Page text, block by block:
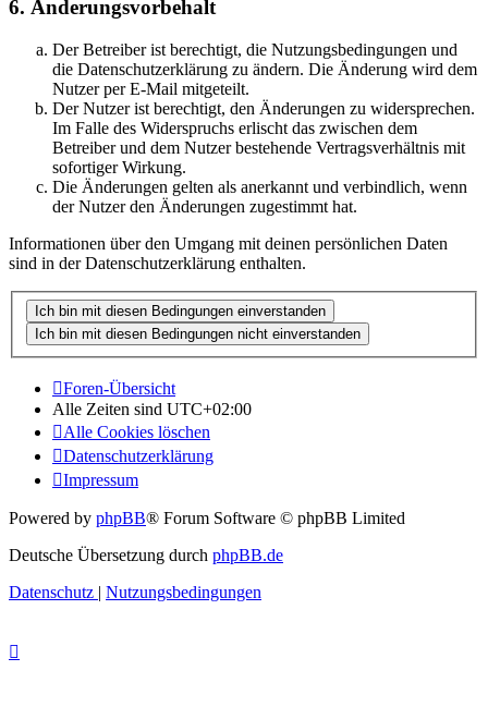
6. Änderungsvorbehalt
Der Betreiber ist berechtigt, die Nutzungsbedingungen und
die Datenschutzerklärung zu ändern. Die Änderung wird dem
Nutzer per E-Mail mitgeteilt.
Der Nutzer ist berechtigt, den Änderungen zu widersprechen.
Im Falle des Widerspruchs erlischt das zwischen dem
Betreiber und dem Nutzer bestehende Vertragsverhältnis mit
sofortiger Wirkung.
Die Änderungen gelten als anerkannt und verbindlich, wenn
der Nutzer den Änderungen zugestimmt hat.
Informationen über den Umgang mit deinen persönlichen Daten
sind in der Datenschutzerklärung enthalten.
Foren-Übersicht
Alle Zeiten sind UTC+02:00
Alle Cookies löschen
Datenschutzerklärung
Impressum
Powered by phpBB® Forum Software © phpBB Limited
Deutsche Übersetzung durch phpBB.de
Datenschutz | Nutzungsbedingungen